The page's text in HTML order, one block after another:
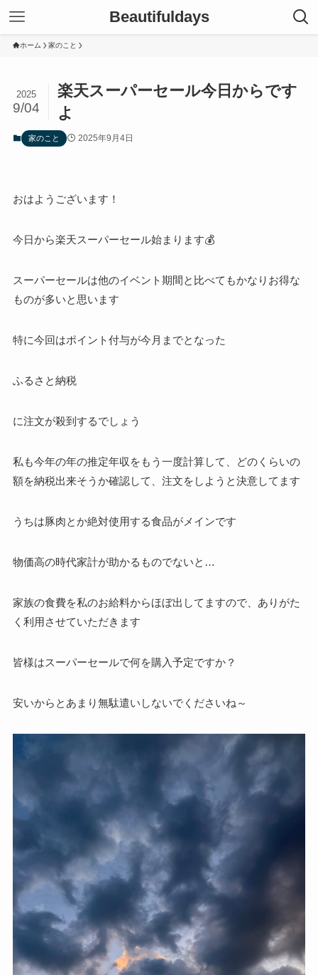
Beautifuldays
ホーム 家のこと
楽天スーパーセール今日からです
よ
2025
9/04
家のこと 2025年9月4日
おはようございます！
今日から楽天スーパーセール始まります💰
スーパーセールは他のイベント期間と比べてもかなりお得な
ものが多いと思います
特に今回はポイント付与が今月までとなった
ふるさと納税
に注文が殺到するでしょう
私も今年の年の推定年収をもう一度計算して、どのくらいの
額を納税出来そうか確認して、注文をしようと決意してます
うちは豚肉とか絶対使用する食品がメインです
物価高の時代家計が助かるものでないと…
家族の食費を私のお給料からほぼ出してますので、ありがた
く利用させていただきます
皆様はスーパーセールで何を購入予定ですか？
安いからとあまり無駄遣いしないでくださいね～